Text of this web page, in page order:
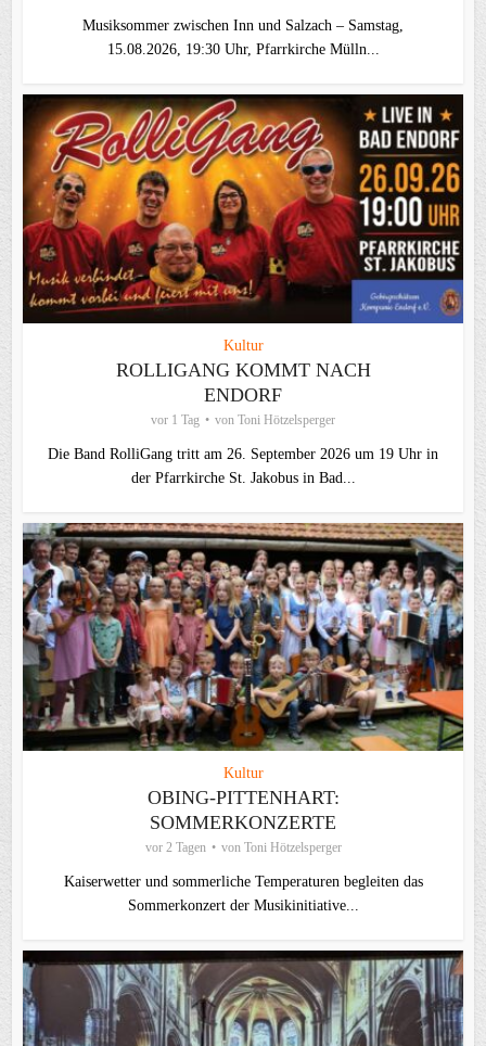
Musiksommer zwischen Inn und Salzach – Samstag,
15.08.2026, 19:30 Uhr, Pfarrkirche Mülln...
Kultur
ROLLIGANG KOMMT NACH
ENDORF
vor 1 Tag von Toni Hötzelsperger
Die Band RolliGang tritt am 26. September 2026 um 19 Uhr in
der Pfarrkirche St. Jakobus in Bad...
Kultur
OBING-PITTENHART:
SOMMERKONZERTE
vor 2 Tagen von Toni Hötzelsperger
Kaiserwetter und sommerliche Temperaturen begleiten das
Sommerkonzert der Musikinitiative...